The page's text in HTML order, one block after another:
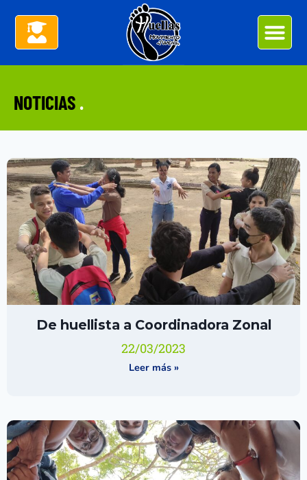
NOTICIAS .
De huellista a Coordinadora Zonal
22/03/2023
Leer más »